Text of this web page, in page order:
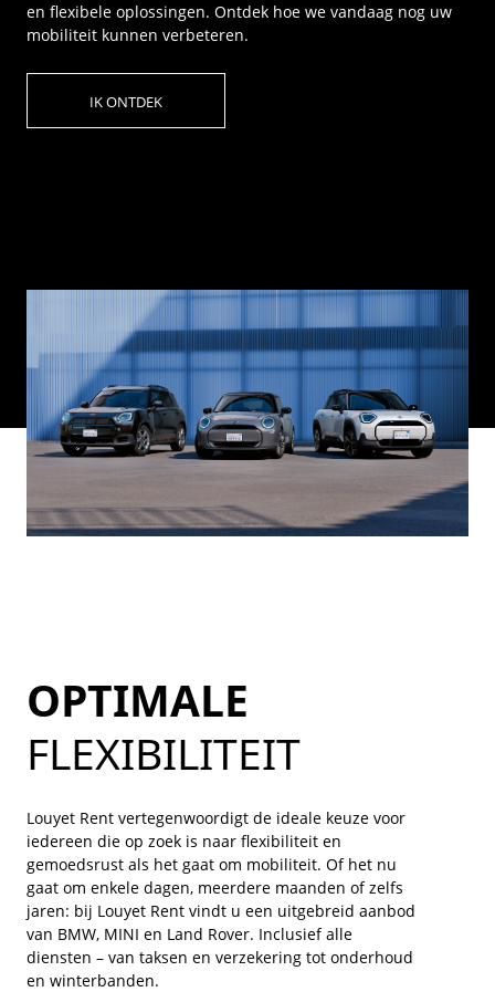
en flexibele oplossingen. Ontdek hoe we vandaag nog uw
mobiliteit kunnen verbeteren.
IK ONTDEK
OPTIMALE
FLEXIBILITEIT
Louyet Rent vertegenwoordigt de ideale keuze voor
iedereen die op zoek is naar flexibiliteit en
gemoedsrust als het gaat om mobiliteit. Of het nu
gaat om enkele dagen, meerdere maanden of zelfs
jaren: bij Louyet Rent vindt u een uitgebreid aanbod
van BMW, MINI en Land Rover. Inclusief alle
diensten – van taksen en verzekering tot onderhoud
en winterbanden.